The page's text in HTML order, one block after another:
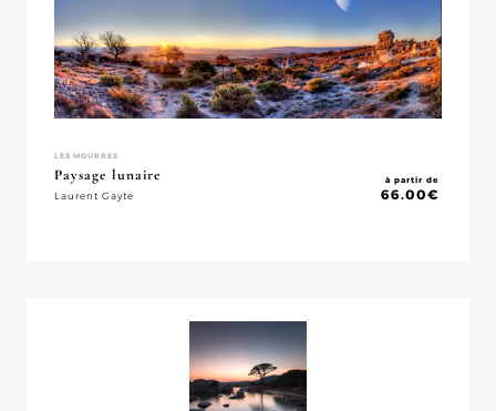
LES MOURRES
Paysage lunaire
Laurent Gayte
à partir de
66.00€